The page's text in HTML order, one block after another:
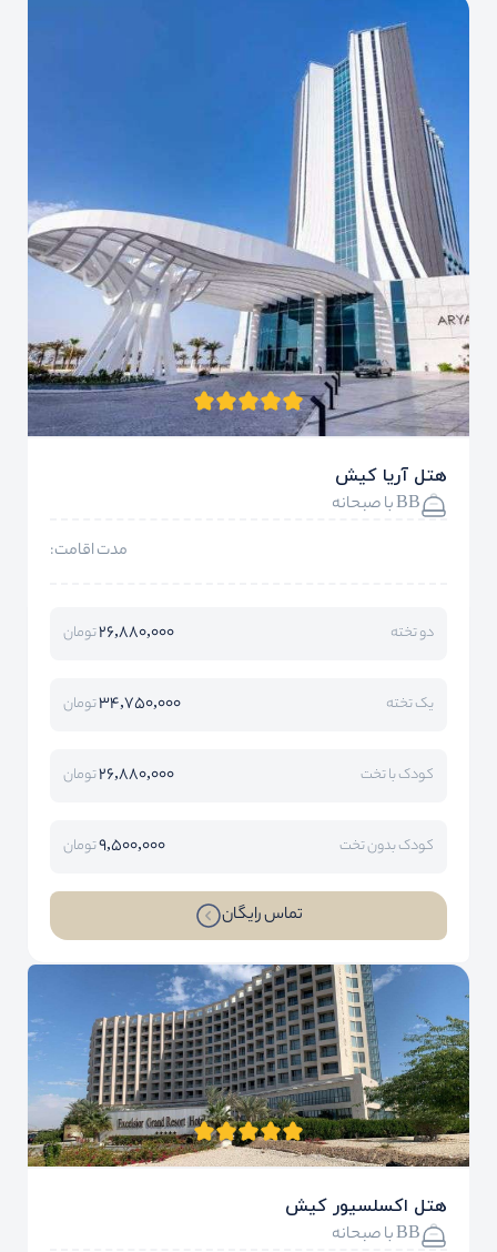
هتل آریا کیش
BB با صبحانه
مدت اقامت:
دو تخته 26,880,000تومان
یک تخته 34,750,000تومان
کودک با تخت 26,880,000تومان
کودک بدون تخت 9,500,000تومان
تماس رایگان
هتل اکسلسیور کیش
BB با صبحانه